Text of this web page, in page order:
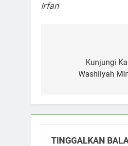
Irfan
Kunjungi
Washliyah
TINGGALKAN